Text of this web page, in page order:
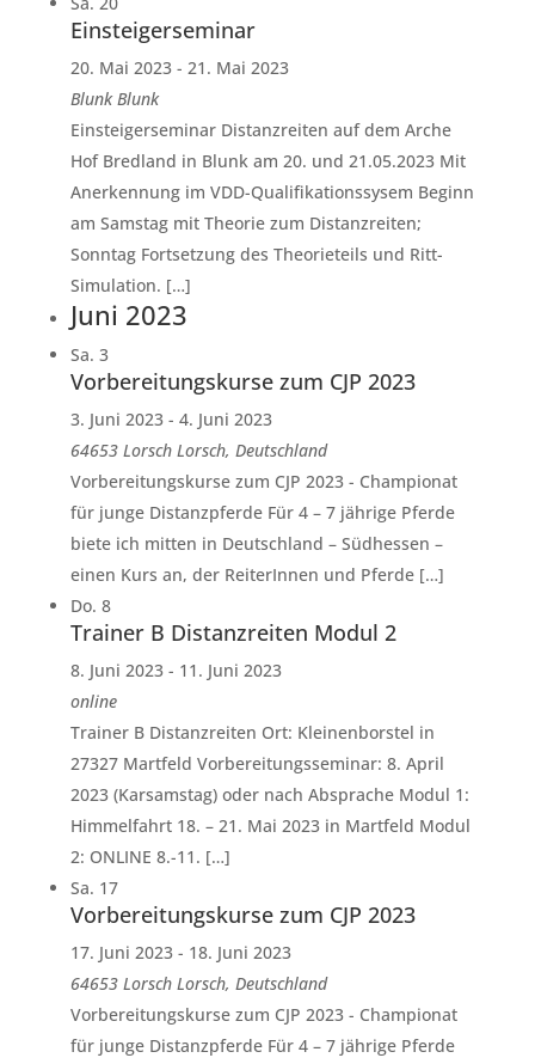
Einsteigerseminar
20. Mai 2023- 21. Mai 2023
BlunkBlunk
Einsteigerseminar Distanzreiten auf dem Arche
Hof Bredland in Blunk am 20. und 21.05.2023 Mit
Anerkennung im VDD-Qualifikationssysem Beginn
am Samstag mit Theorie zum Distanzreiten;
Sonntag Fortsetzung des Theorieteils und Ritt-
Simulation. […]
Juni 2023
Sa. 3
Vorbereitungskurse zum CJP 2023
3. Juni 2023- 4. Juni 2023
64653 Lorsch Lorsch, Deutschland
Vorbereitungskurse zum CJP 2023 - Championat
für junge Distanzpferde Für 4 – 7 jährige Pferde
biete ich mitten in Deutschland – Südhessen –
einen Kurs an, der ReiterInnen und Pferde […]
Do. 8
Trainer B Distanzreiten Modul 2
8. Juni 2023- 11. Juni 2023
online
Trainer B Distanzreiten Ort: Kleinenborstel in
27327 Martfeld Vorbereitungsseminar: 8. April
2023 (Karsamstag) oder nach Absprache Modul 1:
Himmelfahrt 18. – 21. Mai 2023 in Martfeld Modul
2: ONLINE 8.-11. […]
Sa. 17
Vorbereitungskurse zum CJP 2023
17. Juni 2023- 18. Juni 2023
64653 Lorsch Lorsch, Deutschland
Vorbereitungskurse zum CJP 2023 - Championat
für junge Distanzpferde Für 4 – 7 jährige Pferde